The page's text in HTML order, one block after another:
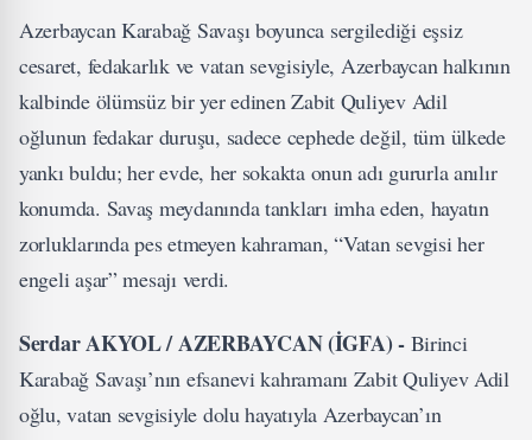
Azerbaycan Karabağ Savaşı boyunca sergilediği eşsiz
cesaret, fedakarlık ve vatan sevgisiyle, Azerbaycan halkının
kalbinde ölümsüz bir yer edinen Zabit Quliyev Adil
oğlunun fedakar duruşu, sadece cephede değil, tüm ülkede
yankı buldu; her evde, her sokakta onun adı gururla anılır
konumda. Savaş meydanında tankları imha eden, hayatın
zorluklarında pes etmeyen kahraman, “Vatan sevgisi her
engeli aşar” mesajı verdi.
Serdar AKYOL / AZERBAYCAN (İGFA) - Birinci
Karabağ Savaşı’nın efsanevi kahramanı Zabit Quliyev Adil
oğlu, vatan sevgisiyle dolu hayatıyla Azerbaycan’ın